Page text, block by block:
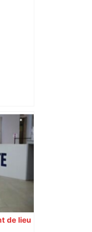
:
à
de lieu